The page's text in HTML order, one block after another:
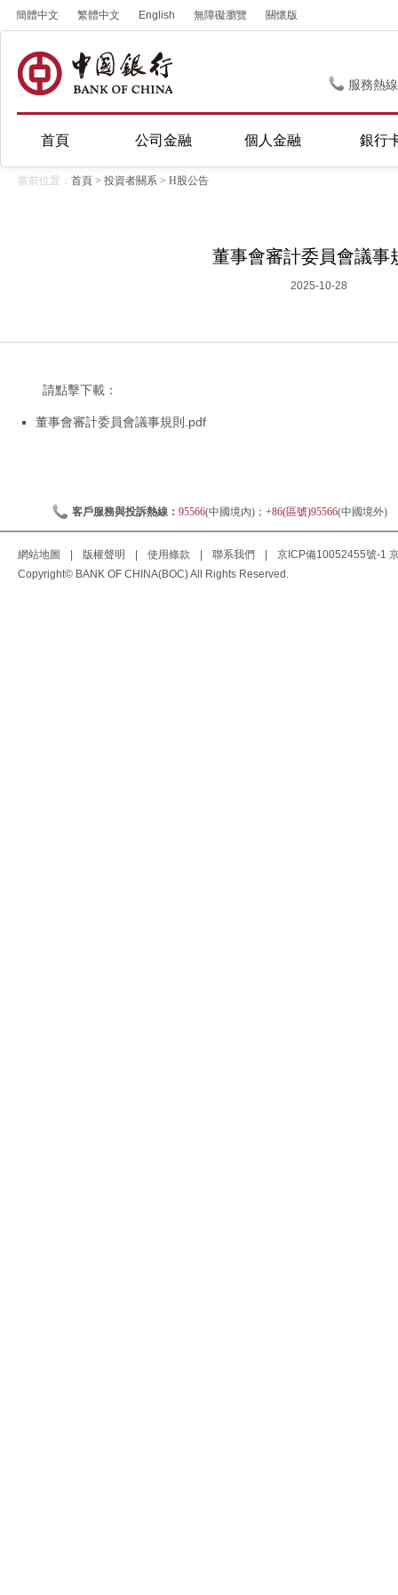
簡體中文 繁體中文 English 無障礙瀏覽 關懷版
服務熱
首頁 公司金融 個人金融 銀行
當前位置： 首頁 > 投資者關系 > H股公告
董事會審計委員會議事
2025-10-28
請點擊下載：
董事會審計委員會議事規則.pdf
客戶服務與投訴熱線： 95566(中國境內)； +86(區號)95566(中國境外)
網站地圖 版權聲明 使用條款 聯系我們 京ICP備10052455號-1
Copyright© BANK OF CHINA(BOC) All Rights Reserved.